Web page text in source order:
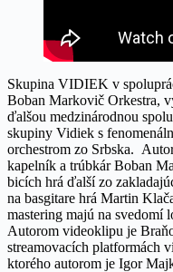
Skupina VIDIEK v
Boban Markovič Orkestra,
ďalšou medzinárodnou
skupiny Vidiek s
orchestrom zo Srbska.
kapelník a trúbkár Boban
bicích hrá ďalší zo
na basgitare hrá Martin
mastering majú na svedomí
Autorom videoklipu je
streamovacích platformách
ktorého autorom je Igor